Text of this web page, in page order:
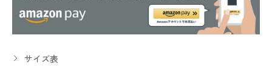
サイズ表